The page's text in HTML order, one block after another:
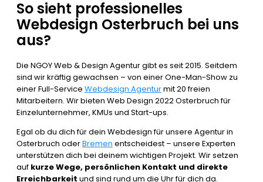
So sieht professionelles
Webdesign Osterbruch bei uns
aus?
Die NGOY Web & Design Agentur gibt es seit 2015. Seitdem
sind wir kräftig gewachsen – von einer One-Man-Show zu
einer Full-Service Webdesign Agenturmit 20 freien
Mitarbeitern. Wir bieten Web Design 2022 Osterbruch für
Einzelunternehmer, KMUs und Start-ups.
Egal ob du dich für dein Webdesign für unsere Agentur in
Osterbruch oderBremen entscheidest – unsere Experten
unterstützen dich bei deinem wichtigen Projekt. Wir setzen
auf kurze Wege, persönlichen Kontakt und direkte
Erreichbarkeit und sind rund um die Uhr für dich da.